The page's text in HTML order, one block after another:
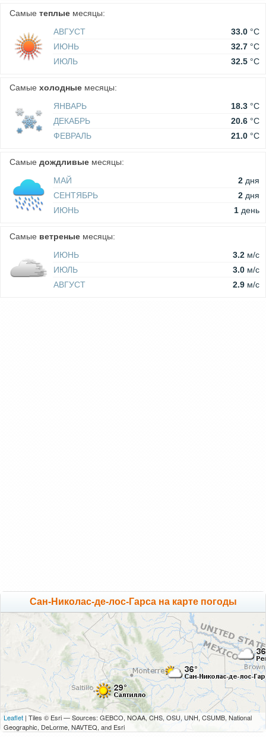
Самые теплые месяцы:
АВГУСТ
33.0 °C
ИЮНЬ
32.7 °C
ИЮЛЬ
32.5 °C
Самые холодные месяцы:
ЯНВАРЬ
18.3 °C
ДЕКАБРЬ
20.6 °C
ФЕВРАЛЬ
21.0 °C
Самые дождливые месяцы:
МАЙ
2 дня
СЕНТЯБРЬ
2 дня
ИЮНЬ
1 день
Самые ветреные месяцы:
ИЮНЬ
3.2 м/c
ИЮЛЬ
3.0 м/c
АВГУСТ
2.9 м/c
Сан-Николас-де-лос-Гарса на карте погоды
Leaflet | Tiles © Esri — Sources: GEBCO, NOAA, CHS, OSU, UNH, CSUMB, National
Geographic, DeLorme, NAVTEQ, and Esri